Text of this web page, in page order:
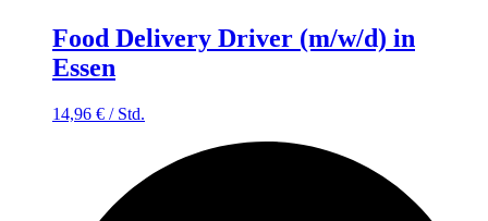
Food Delivery Driver (m/w/d) in
Essen
14,96 € / Std.